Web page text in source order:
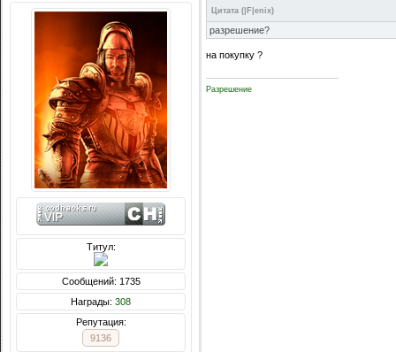
Титул:
Сообщений: 1735
Награды: 308
Репутация:
9136
Цитата ( |F|enix)
разрешение?
на покупку ?
Разрешение